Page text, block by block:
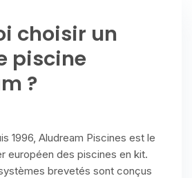
choisir un
piscine
?
1996, Aludream Piscines est le
européen des piscines en kit.
brevetés sont conçus